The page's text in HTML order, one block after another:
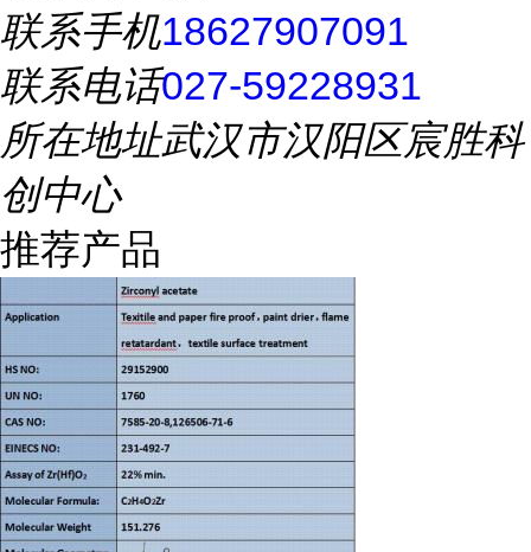
联系手机18627907091
联系电话027-59228931
所在地址武汉市汉阳区宸胜科
创中心
推荐产品